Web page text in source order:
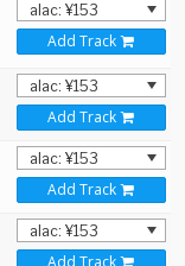
Add Track
Add Track
Add Track
Add Track